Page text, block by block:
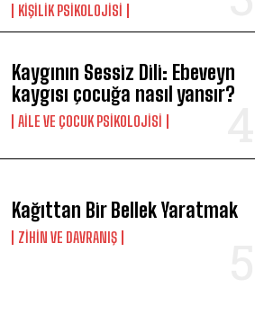
KIŞILIK PSIKOLOJISI
Kaygının Sessiz Dili: Ebeveyn
kaygısı çocuğa nasıl yansır?
AILE VE ÇOCUK PSIKOLOJISI
Kağıttan Bir Bellek Yaratmak
⁠ZIHIN VE DAVRANIŞ